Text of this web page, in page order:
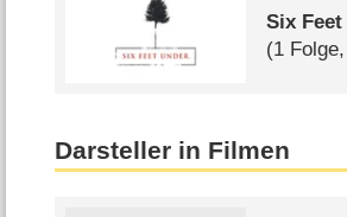
Six
(1
Darsteller in Filmen